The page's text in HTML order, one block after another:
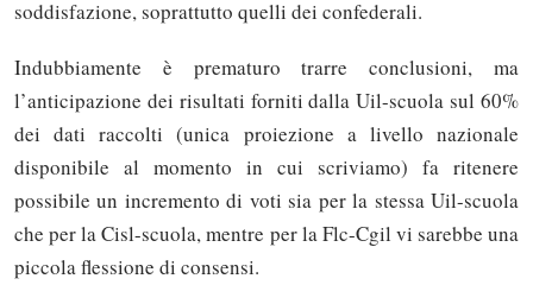
soddisfazione, soprattutto quelli dei confederali.
Indubbiamente è prematuro trarre conclusioni, ma
l’anticipazione dei risultati forniti dalla Uil-scuola sul 60%
dei dati raccolti (unica proiezione a livello nazionale
disponibile al momento in cui scriviamo) fa ritenere
possibile un incremento di voti sia per la stessa Uil-scuola
che per la Cisl-scuola, mentre per la Flc-Cgil vi sarebbe una
piccola flessione di consensi.